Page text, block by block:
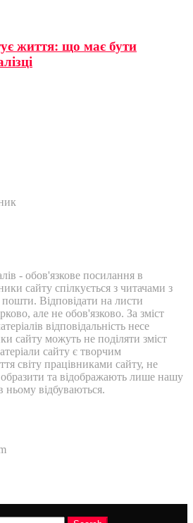
життя: що має бути
- обов'язкове посилання в
сайту спілкується з читачами з
Відповідати на листи
але не обов'язково. За зміст
відповідальність несе
сайту можуть не поділяти зміст
сайту є творчим
світу працівниками сайту, не
та відображають лише нашу
ньому відбуваються.